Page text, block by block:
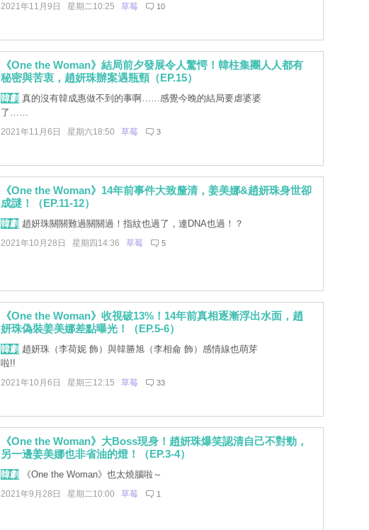
2021年11月9日 星期二10:25 草莓 10
《One the Woman》結局前夕發展令人驚愕！韓柱集團人人都有
秘密與苦衷，趙妍珠辦案遇瓶頸（EP.15）
韓劇 真的沒有韓成惠做不到的事啊……感覺今晚的結局要虐婆婆
了……
2021年11月6日 星期六18:50 草莓 3
《One the Woman》14年前事件大致釐清，姜美娜&趙妍珠身世卻
成謎！（EP.11-12）
韓劇 趙妍珠關關難過關關過！指紋也過了，連DNA也過！？
2021年10月28日 星期四14:36 草莓 5
《One the Woman》收視破13%！14年前真相逐漸浮出水面，趙
妍珠偽裝姜美娜差點曝光！（EP.5-6）
韓劇 趙妍珠（李荷妮 飾）與韓勝旭（李相侖 飾）感情線也萌芽
啦!!
2021年10月6日 星期三12:15 草莓 33
《One the Woman》大Boss現身！趙妍珠爆笑認清自己不對勁，
另一邊姜美娜也非省油的燈！（EP.3-4）
韓劇 《One the Woman》也太燒腦啦～
2021年9月28日 星期二10:00 草莓 1